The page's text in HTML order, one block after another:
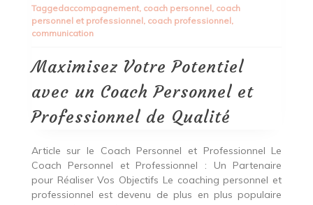
Potentiel
avec
Personnel
et
Professionnel
de
Qualité
Taggedaccompagnement, coach personnel, coach
personnel et professionnel, coach professionnel,
communication
Maximisez Votre Potentiel
avec un Coach Personnel et
Professionnel de Qualité
Article sur le Coach Personnel et Professionnel Le
Coach Personnel et Professionnel : Un Partenaire
pour Réaliser Vos Objectifs Le coaching personnel et
professionnel est devenu de plus en plus populaire